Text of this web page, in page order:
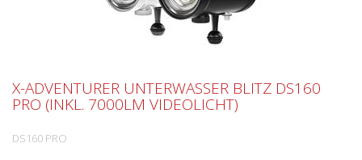
X-ADVENTURER UNTERWASSER BLITZ DS160
PRO (INKL. 7000LM VIDEOLICHT)
DS160 PRO